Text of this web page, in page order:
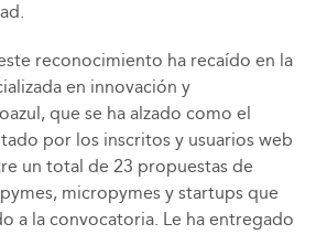
reconocimiento ha recaído en la
en innovación y
que se ha alzado como el
por los inscritos y usuarios web
un total de 23 propuestas de
micropymes y startups que
a la convocatoria. Le ha entregado